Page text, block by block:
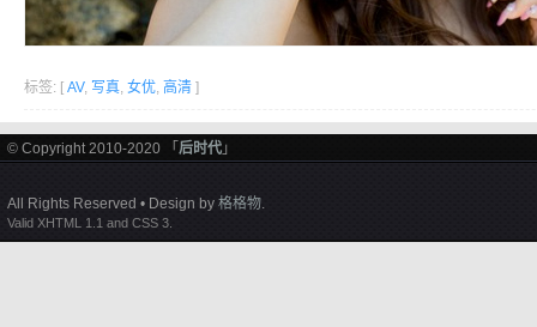
标签: [ AV, 写真, 女优, 高清 ]
© Copyright 2010-2020 「 后时代 」
All Rights Reserved • Design by 格格物.
Valid XHTML 1.1 and CSS 3.